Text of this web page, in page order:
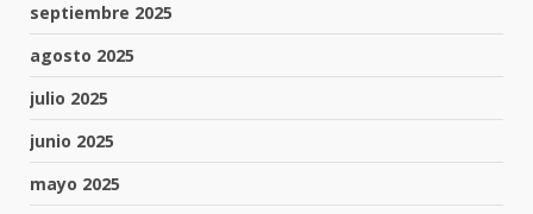
septiembre 2025
agosto 2025
julio 2025
junio 2025
mayo 2025